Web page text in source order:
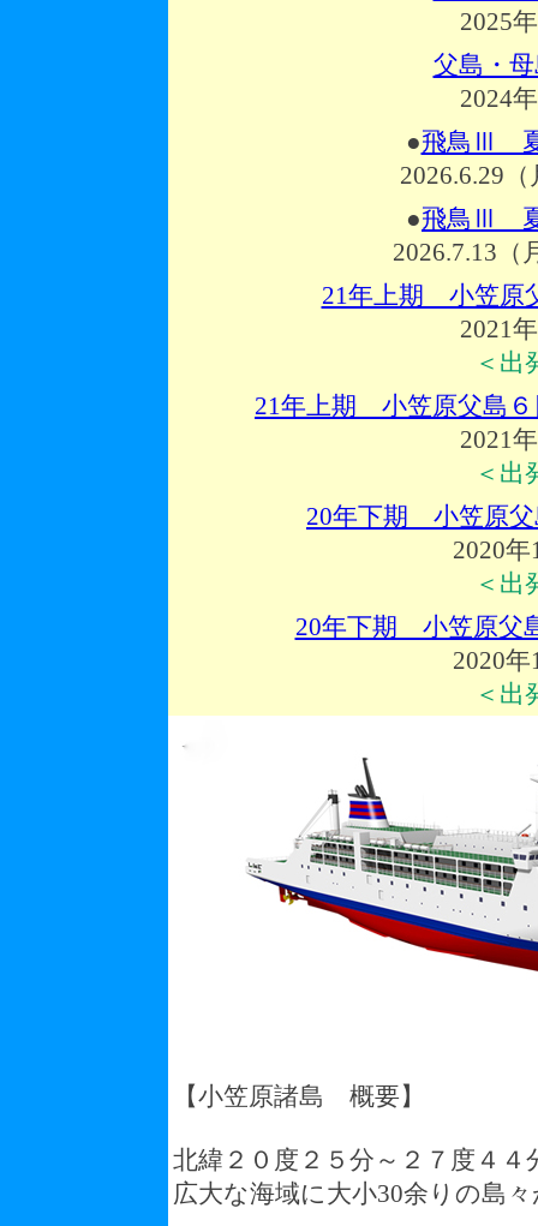
2025
父島・
2024
●飛鳥Ⅲ 夏
2026.6.29
●飛鳥Ⅲ 夏
2026.7.13（
21年上期 小笠
2021
＜出
21年上期 小笠原父島
2021
＜出
20年下期 小笠原
2020
＜出
20年下期 小笠原父
2020
＜出
【小笠原諸島 概要】
北緯２０度２５分～２７度４
広大な海域に大小30余りの島